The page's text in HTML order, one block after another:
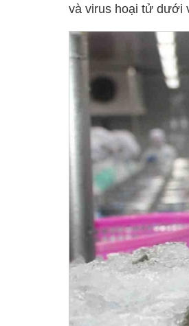
và virus hoại tử dưới